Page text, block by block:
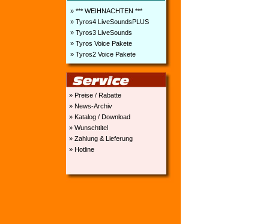
» *** WEIHNACHTEN ***
» Tyros4 LiveSoundsPLUS
» Tyros3 LiveSounds
» Tyros Voice Pakete
» Tyros2 Voice Pakete
» Preise / Rabatte
» News-Archiv
» Katalog / Download
» Wunschtitel
» Zahlung & Lieferung
» Hotline